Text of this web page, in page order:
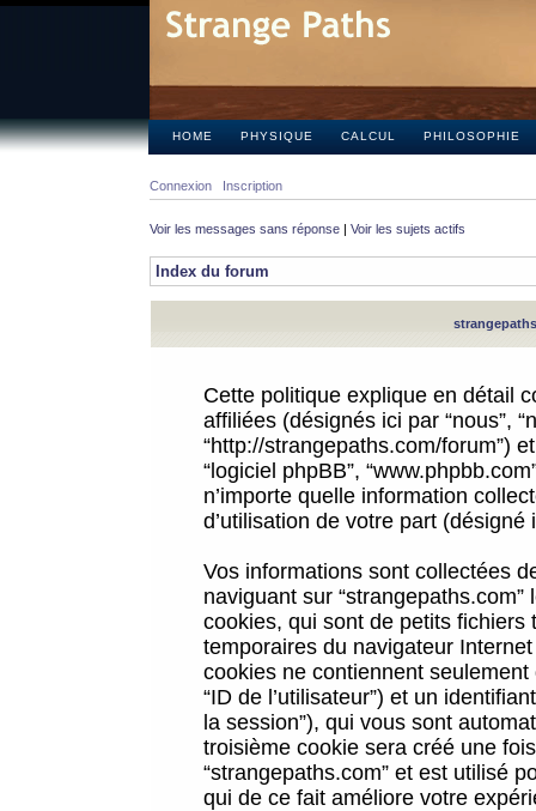
HOME PHYSIQUE CALCUL PHILOSOPHIE
Connexion Inscription
Voir les messages sans réponse | Voir les sujets actifs
Index du forum
Cette politique explique en détail
affiliées (désignés ici par “nous”,
“http://strangepaths.com/forum”)
“logiciel phpBB”,
n’importe quelle information
d’utilisation de votre part (désigné
Vos informations sont collectées
naviguant sur
cookies, qui sont de petits
temporaires du navigateur
cookies ne contiennent
“ID de l’utilisateur”) et un
la session”), qui vous sont
troisième cookie sera créé une
“strangepaths.com” et est utilisé
qui de ce fait améliore votre